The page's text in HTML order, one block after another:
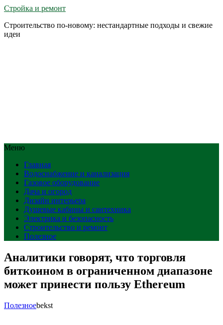
Стройка и ремонт
Строительство по-новому: нестандартные подходы и свежие
идеи
Меню
Главная
Водоснабжение и канализация
Газовое оборудование
Дача и огород
Дизайн интерьера
Душевые кабины и сантехника
Электрика и безопасность
Строительство и ремонт
Полезное
Аналитики говорят, что торговля
биткоином в ограниченном диапазоне
может принести пользу Ethereum
Полезноеbekst